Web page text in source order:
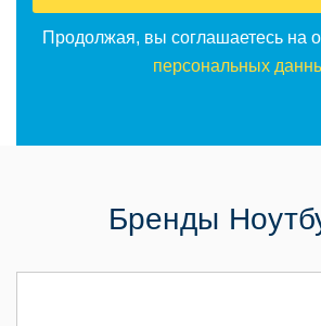
Продолжая, вы соглашаетесь на
персональных
Бренды